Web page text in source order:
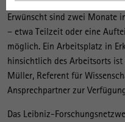
Erwünscht sind zwei Monate
– etwa Teilzeit oder eine
möglich. Ein Arbeitsplatz in
hinsichtlich des Arbeitsorts ist
Müller, Referent für
Ansprechpartner zur
Das Leibniz-